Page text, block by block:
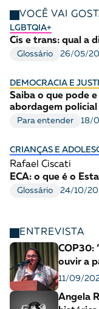
VOCÊ VAI
LGBTQIA+
Cis e trans: qual a
Glossário 26/05/
DEMOCRACIA E
Saiba o que pode
abordagem policial
Para entender 18/
CRIANÇAS E
Rafael Ciscati
ECA: o que é o
Glossário 24/10/
ENTREVISTA
COP30:
ouvir a
11/09/
Angela